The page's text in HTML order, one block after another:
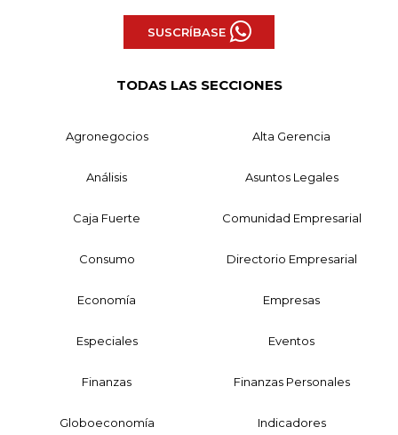
SUSCRÍBASE
TODAS LAS SECCIONES
Agronegocios Alta Gerencia
Análisis Asuntos Legales
Caja Fuerte Comunidad Empresarial
Consumo Directorio Empresarial
Economía Empresas
Especiales Eventos
Finanzas Finanzas Personales
Globoeconomía Indicadores